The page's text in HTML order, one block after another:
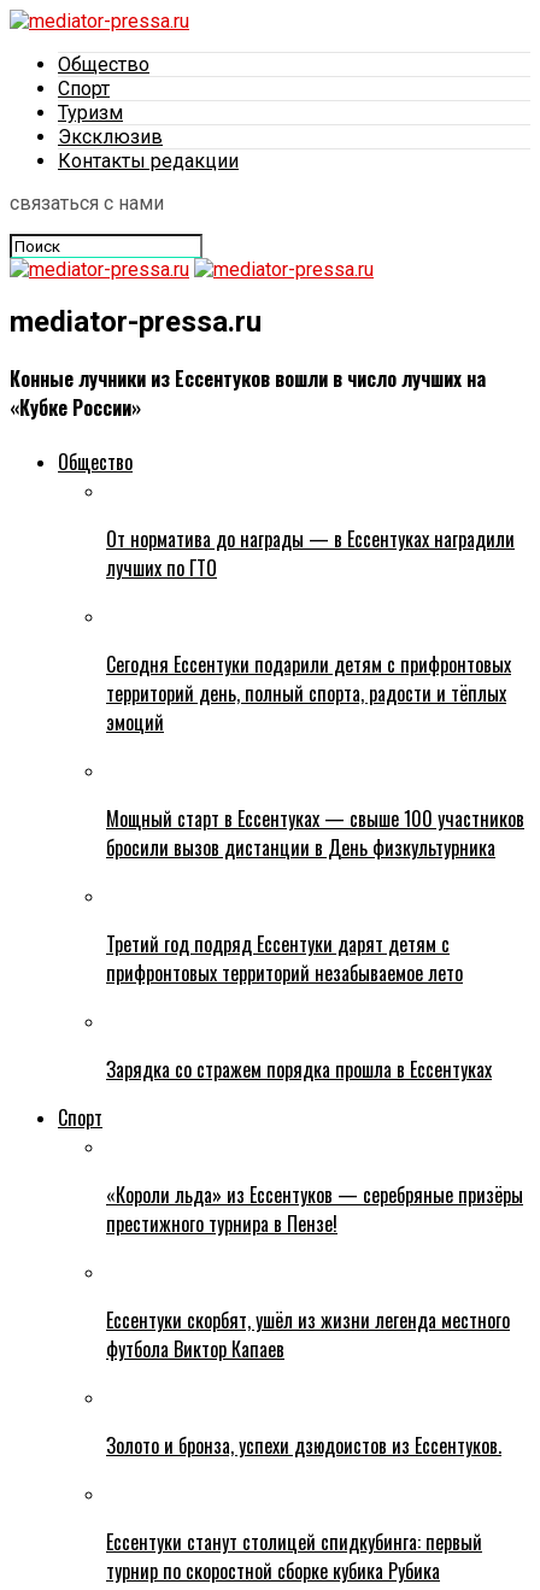
Общество
Спорт
Туризм
Эксклюзив
Контакты редакции
связаться с нами
mediator-pressa.ru
Конные лучники из Ессентуков вошли в число лучших на
«Кубке России»
Общество
От норматива до награды — в Ессентуках наградили
лучших по ГТО
Сегодня Ессентуки подарили детям с прифронтовых
территорий день, полный спорта, радости и тёплых
эмоций
Мощный старт в Ессентуках — свыше 100 участников
бросили вызов дистанции в День физкультурника
Третий год подряд Ессентуки дарят детям с
прифронтовых территорий незабываемое лето
Зарядка со стражем порядка прошла в Ессентуках
Спорт
«Короли льда» из Ессентуков — серебряные призёры
престижного турнира в Пензе!
Ессентуки скорбят, ушёл из жизни легенда местного
футбола Виктор Капаев
Золото и бронза, успехи дзюдоистов из Ессентуков.
Ессентуки станут столицей спидкубинга: первый
турнир по скоростной сборке кубика Рубика